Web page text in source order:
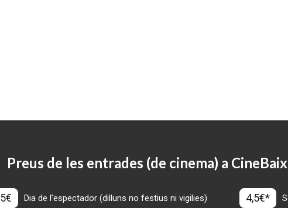
Preus de les entrades (de cinema) a CineBaix
5€ Dia de l'espectador (dilluns no festius ni vigilies) 4,5€*